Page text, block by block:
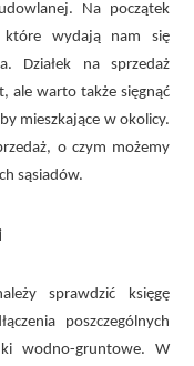
Na początek
które wydają nam się
Działek na sprzedaż
ale warto także sięgnąć
mieszkające w okolicy.
o czym możemy
sąsiadów.
sprawdzić księgę
poszczególnych
wodno-gruntowe. W